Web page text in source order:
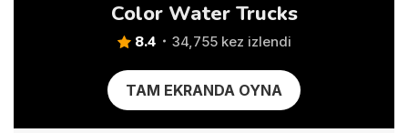
Color Water Trucks
8.4 34,755 kez izlendi
TAM EKRANDA OYNA